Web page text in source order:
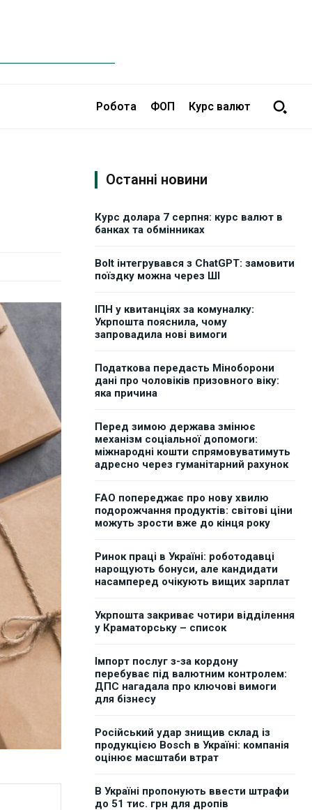
Робота ФОП Курс валют
Останні новини
Курс долара 7 серпня: курс валют в
банках та обмінниках
Bolt інтегрувався з ChatGPT: замовити
поїздку можна через ШІ
ІПН у квитанціях за комуналку:
Укрпошта пояснила, чому
запровадила нові вимоги
Податкова передасть Міноборони
дані про чоловіків призовного віку:
яка причина
Перед зимою держава змінює
механізм соціальної допомоги:
міжнародні кошти спрямовуватимуть
адресно через гуманітарний рахунок
FAO попереджає про нову хвилю
подорожчання продуктів: світові ціни
можуть зрости вже до кінця року
Ринок праці в Україні: роботодавці
нарощують бонуси, але кандидати
насамперед очікують вищих зарплат
Укрпошта закриває чотири відділення
у Краматорську – список
Імпорт послуг з-за кордону
перебуває під валютним контролем:
ДПС нагадала про ключові вимоги
для бізнесу
Російський удар знищив склад із
продукцією Bosch в Україні: компанія
оцінює масштаби втрат
В Україні пропонують ввести штрафи
до 51 тис. грн для дропів